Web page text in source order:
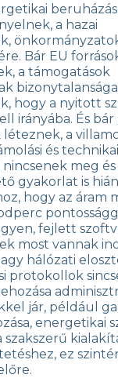
a hazai
Bár EU
a támogatások
hogy a nyitott
irányába. És bár
a
és technikai
meg
gyakorlat is
hogy az áram
fejlett
most vannak
hálózati
protokollok
jár, például
energetikai
ez